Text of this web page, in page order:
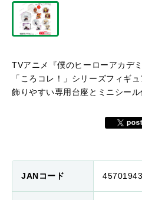
TVアニメ『僕のヒーローアカデミ
「ころコレ！」シリーズフィギ
飾りやすい専用台座とミニシール
JANコード